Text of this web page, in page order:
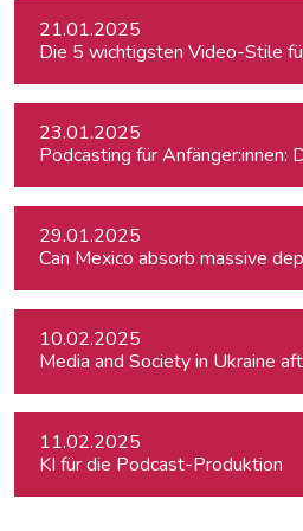
21.01.2025
Die 5 wichtigsten Video-Stile
23.01.2025
Podcasting für Anfänger:innen:
29.01.2025
Can Mexico absorb massive
10.02.2025
Media and Society in Ukraine
11.02.2025
KI für die Podcast-Produktion